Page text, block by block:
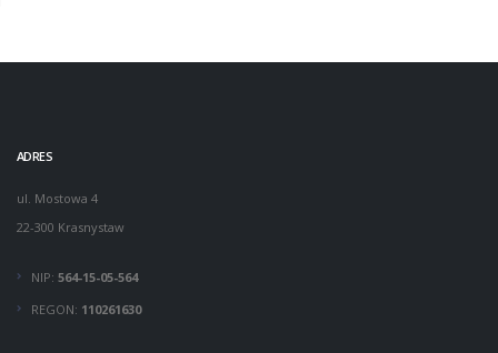
ADRES
ul. Mostowa 4
22-300 Krasnystaw
NIP: 564-15-05-564
REGON: 110261630